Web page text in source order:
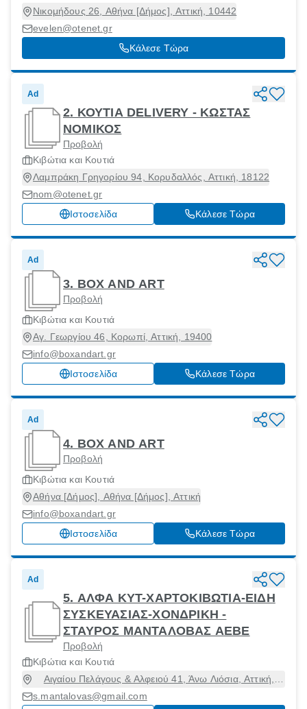
Νικομήδους 26, Αθήνα [Δήμος], Αττική, 10442
evelen@otenet.gr
Κάλεσε Τώρα
Ad
2. ΚΟΥΤΙΑ DELIVERY - ΚΩΣΤΑΣ
ΝΟΜΙΚΟΣ
Προβολή
Κιβώτια και Κουτιά
Λαμπράκη Γρηγορίου 94, Κορυδαλλός, Αττική, 18122
nom@otenet.gr
Ιστοσελίδα
Κάλεσε Τώρα
Ad
3. BOX AND ART
Προβολή
Κιβώτια και Κουτιά
Αγ. Γεωργίου 46, Κορωπί, Αττική, 19400
info@boxandart.gr
Ιστοσελίδα
Κάλεσε Τώρα
Ad
4. BOX AND ART
Προβολή
Κιβώτια και Κουτιά
Αθήνα [Δήμος], Αθήνα [Δήμος], Αττική
info@boxandart.gr
Ιστοσελίδα
Κάλεσε Τώρα
Ad
5. ΑΛΦΑ ΚΥΤ-ΧΑΡΤΟΚΙΒΩΤΙΑ-ΕΙΔΗ
ΣΥΣΚΕΥΑΣΙΑΣ-ΧΟΝΔΡΙΚΗ -
ΣΤΑΥΡΟΣ ΜΑΝΤΑΛΟΒΑΣ ΑΕΒΕ
Προβολή
Κιβώτια και Κουτιά
Αιγαίου Πελάγους & Αλφειού 41, Άνω Λιόσια, Αττική,
13341
s.mantalovas@gmail.com